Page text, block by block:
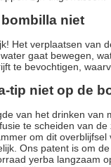
niet
Het verplaatsen van
gaat bewegen,
te bevochtigen,
tip niet op de
van het drinken van
te scheiden van
om dit
Ons patent is om
yerba langzaam